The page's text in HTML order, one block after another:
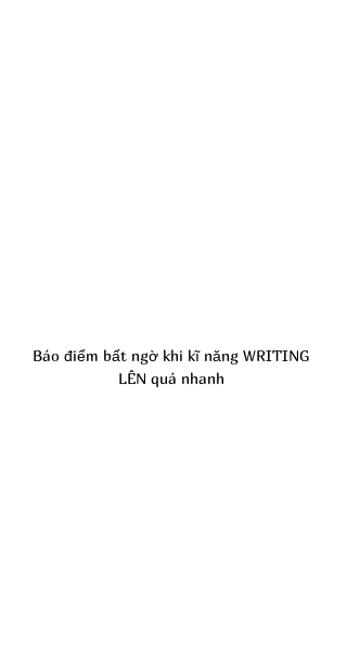
Báo điểm bất ngờ khi kĩ năng WRITING
LÊN quá nhanh